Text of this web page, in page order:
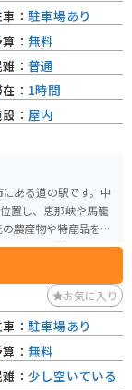
道が整備された「板
す。
ある道の駅です。中
置し、恵那峡や馬籠
トランが併設されて
使った料理はおすす
す。道の駅から少し
ポットも点在してい
： 駐車場あり
： 無料
： 普通
： 1時間
： 屋内
お気に入り
： 駐車場あり
： 無料
： 少し空いている